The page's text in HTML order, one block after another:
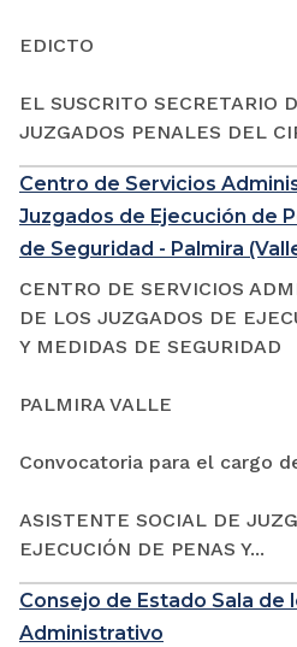
EDICTO
EL SUSCRITO SECRETARIO
JUZGADOS PENALES DEL
Centro de Servicios
Juzgados de Ejecución de
de Seguridad - Palmira
CENTRO DE SERVICIOS
DE LOS JUZGADOS DE
Y MEDIDAS DE SEGURIDAD
PALMIRA VALLE
Convocatoria para el cargo
ASISTENTE SOCIAL DE
EJECUCIÓN DE PENAS Y...
Consejo de Estado Sala de
Administrativo